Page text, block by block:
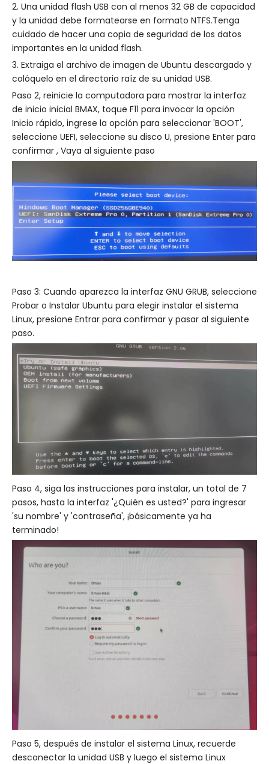
2. Una unidad flash USB con al menos 32 GB de capacidad
y la unidad debe formatearse en formato NTFS.Tenga
cuidado de hacer una copia de seguridad de los datos
importantes en la unidad flash.
3. Extraiga el archivo de imagen de Ubuntu descargado y
colóquelo en el directorio raíz de su unidad USB.
Paso 2, reinicie la computadora para mostrar la interfaz
de inicio inicial BMAX, toque F11 para invocar la opción
Inicio rápido, ingrese la opción para seleccionar 'BOOT',
seleccione UEFI, seleccione su disco U, presione Enter para
confirmar , Vaya al siguiente paso
Paso 3: Cuando aparezca la interfaz GNU GRUB, seleccione
Probar o Instalar Ubuntu para elegir instalar el sistema
Linux, presione Entrar para confirmar y pasar al siguiente
paso.
Paso 4, siga las instrucciones para instalar, un total de 7
pasos, hasta la interfaz '¿Quién es usted?' para ingresar
'su nombre' y 'contraseña', ¡básicamente ya ha
terminado!
Paso 5, después de instalar el sistema Linux, recuerde
desconectar la unidad USB y luego el sistema Linux